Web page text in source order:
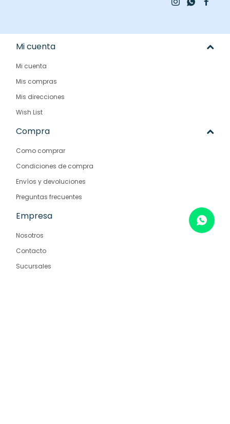

 
Mi cuenta
Mi cuenta
Mis compras
Mis direcciones
Wish List
Compra
Como comprar
Condiciones de compra
Envíos y devoluciones
Preguntas frecuentes
Empresa
Nosotros
Contacto
Sucursales